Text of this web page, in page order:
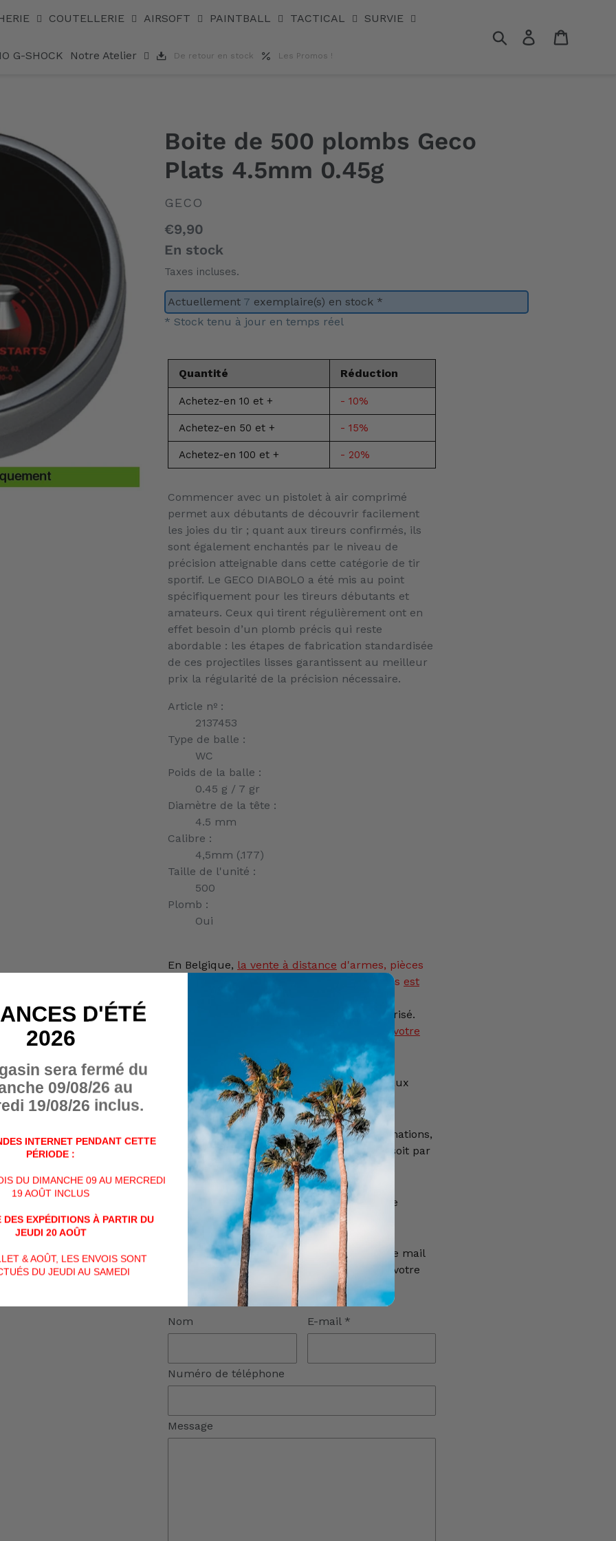
COUTELLERIE AIRSOFT PAINTBALL TACTICAL SURVIE
G-SHOCK Notre Atelier De retour en stock Les Promos !
RechercherSe connecter
Boite de 500 plombs Geco
Plats 4.5mm 0.45g
DISTRIBUTEUR
GECO
Prix
normal
€9,90
En stock
Taxes incluses.
Actuellement 7 exemplaire(s) en stock *
* Stock tenu à jour en temps réel
Quantité Réduction
Achetez-en 10 et + - 10%
Achetez-en 50 et + - 15%
Achetez-en 100 et + - 20%
Ajout
d'un
produit
à
votre
panier
Commencer avec un pistolet à air comprimé
permet aux débutants de découvrir facilement
les joies du tir ; quant aux tireurs confirmés, ils
sont également enchantés par le niveau de
précision atteignable dans cette catégorie de tir
sportif. Le GECO DIABOLO a été mis au point
spécifiquement pour les tireurs débutants et
amateurs. Ceux qui tirent régulièrement ont en
effet besoin d’un plomb précis qui reste
abordable : les étapes de fabrication standardisée
de ces projectiles lisses garantissent au meilleur
prix la régularité de la précision nécessaire.
Article nº :
2137453
Type de balle :
WC
Poids de la balle :
0.45 g / 7 gr
Diamètre de la tête :
4.5 mm
Calibre :
4,5mm (.177)
Taille de l'unité :
500
Plomb :
Oui
En Belgique, la vente à distance d'armes, pièces
détachées d'armes, chargeurs et munitions est
Seul l'achat en magasin physique est autorisé.
Cet article ne peut donc pas être ajouté à votre
De plus, l'achat de cet article est réservé aux
personnes majeures de + de 18 ans.
Veuillez nous contacter pour plus d'informations,
soit par téléphone au +32 (0) 69 22 49 42, soit par
mail à info@billau.be,
ou encore directement via le formulaire de
contact ci-dessous :
(Si vous n'avez pas reçu de réponse à votre mail
ou formulaire de contact, veuillez vérifier votre
dossier "spams")
Nom E-mail *
Numéro de téléphone
Message
D'ÉTÉ
2026
sera fermé du
09/08/26 au
19/08/26 inclus.
INTERNET PENDANT CETTE
PÉRIODE :
DU DIMANCHE 09 AU MERCREDI
19 AOÛT INCLUS
DES EXPÉDITIONS À PARTIR DU
JEUDI 20 AOÛT
& AOÛT, LES ENVOIS SONT
DU JEUDI AU SAMEDI